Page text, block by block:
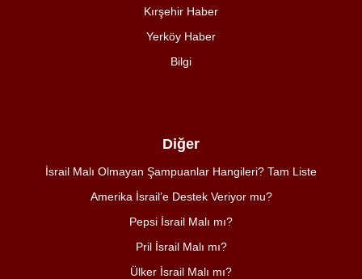
Kırşehir Haber
Yerköy Haber
Bilgi
Diğer
İsrail Malı Olmayan Şampuanlar Hangileri? Tam Liste
Amerika İsrail’e Destek Veriyor mu?
Pepsi İsrail Malı mı?
Pril İsrail Malı mı?
Ülker İsrail Malı mı?